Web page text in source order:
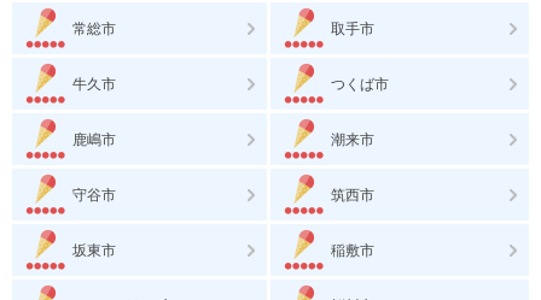
常総市 取手市
牛久市 つくば市
鹿嶋市 潮来市
守谷市 筑西市
坂東市 稲敷市